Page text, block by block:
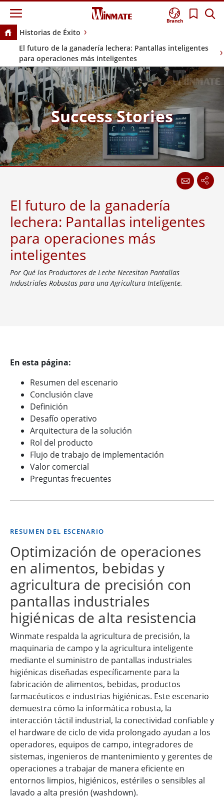
Branch
Historias de Éxito
El futuro de la ganadería lechera: Pantallas inteligentes
para operaciones más inteligentes
Success Stories
El futuro de la ganadería
lechera: Pantallas inteligentes
para operaciones más
inteligentes
Por Qué los Productores de Leche Necesitan Pantallas
Industriales Robustas para una Agricultura Inteligente.
En esta página:
Resumen del escenario
Conclusión clave
Definición
Desafío operativo
Arquitectura de la solución
Rol del producto
Flujo de trabajo de implementación
Valor comercial
Preguntas frecuentes
RESUMEN DEL ESCENARIO
Optimización de operaciones
en alimentos, bebidas y
agricultura de precisión con
pantallas industriales
higiénicas de alta resistencia
Winmate respalda la agricultura de precisión, la
maquinaria de campo y la agricultura inteligente
mediante el suministro de pantallas industriales
higiénicas diseñadas específicamente para la
fabricación de alimentos, bebidas, productos
farmacéuticos e industrias higiénicas. Este escenario
demuestra cómo la informática robusta, la
interacción táctil industrial, la conectividad confiable y
el hardware de ciclo de vida prolongado ayudan a los
operadores, equipos de campo, integradores de
sistemas, ingenieros de mantenimiento y gerentes de
operaciones a trabajar de manera eficiente en
entornos limpios, higiénicos, estériles o sensibles al
lavado a alta presión (washdown).